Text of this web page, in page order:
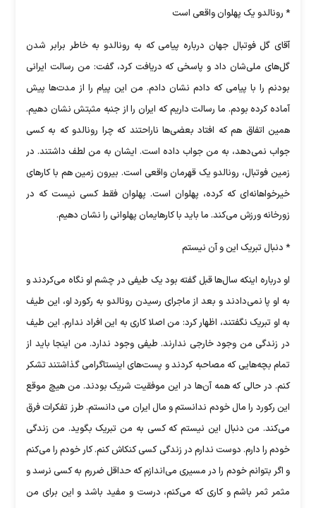
* رونالدو یک پهلوان واقعی است
آقای گل فوتبال جهان درباره پیامی که به رونالدو به خاطر برابر شدن
گل‌های ملی‌شان داد و پاسخی که دریافت کرد، گفت: من رسالت ایرانی
بودنم را با پیامی که دادم نشان دادم. من این پیام را از مدت‌ها پیش
آماده کرده بودم. ما رسالت داریم که ایران را از جنبه مثبتش نشان دهیم.
همین اتفاق هم که افتاد بعضی‌ها ناراحتند که چرا رونالدو که به کسی
جواب نمی‌دهد، به من جواب داده است. ایشان به من لطف داشتند. در
زمین فوتبال، رونالدو یک قهرمان واقعی است. بیرون زمین هم با کارهای
خیرخواهانه‌ای که کرده، پهلوان است. پهلوان فقط کسی نیست که در
زورخانه ورزش می‌کند. ما باید با کارهایمان پهلوانی را نشان دهیم.
* دنبال تبریک این و آن نیستم
او درباره اینکه سال‌ها قبل گفته بود یک طیفی در چشم او نگاه می‌کردند و
به او پا نمی‌دادند و بعد از ماجرای رسیدن رونالدو به رکورد او، این طیف
به او تبریک نگفتند، اظهار کرد: من اصلا کاری به این افراد ندارم. این طیف
در زندگی من وجود خارجی ندارند. طیفی وجود ندارد. من اینجا باید از
تمام بچه‌هایی که مصاحبه کردند و پست‌های اینستاگرامی گذاشتند تشکر
کنم. در حالی که همه آن‌ها در این موفقیت شریک بودند. من هیچ موقع
این رکورد را مال خودم ندانستم و مال ایران می دانستم. طرز تفکرات فرق
می‌کند. من دنبال این نیستم که کسی به من تبریک بگوید. من زندگی
خودم را دارم. دوست ندارم در زندگی کسی کنکاش کنم. کار خودم را می‌کنم
و اگر بتوانم خودم را در مسیری می‌اندازم که حداقل ضررم به کسی نرسد و
مثمر ثمر باشم و کاری که می‌کنم، درست و مفید باشد و این برای من